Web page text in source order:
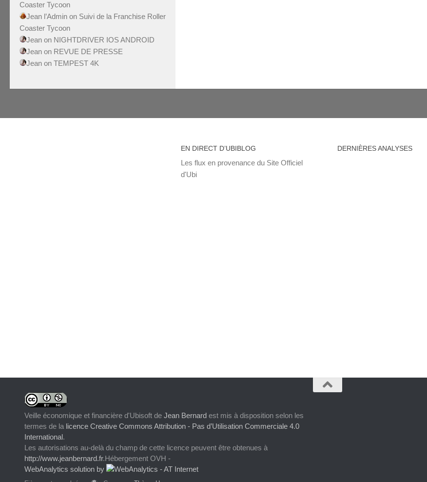
Coaster Tycoon
Jean l’Admin on Suivi de la Franchise Roller
Coaster Tycoon
Jean on NIGHTDRIVER IOS ANDROID
Jean on REVUE DE PRESSE
Jean on TEMPEST 4K
EN DIRECT D’UBIBLOG
Les flux en provenance du Site Officiel
d'Ubi
DERNIÈRES ANALYSES
Veille économique et financière d'Ubisoft de Jean Bernard est mis à disposition selon les
termes de la licence Creative Commons Attribution - Pas d’Utilisation Commerciale 4.0
International.
Les autorisations au-delà du champ de cette licence peuvent être obtenues à
http://www.jeanbernard.fr.Hébergement OVH -
WebAnalytics solution by